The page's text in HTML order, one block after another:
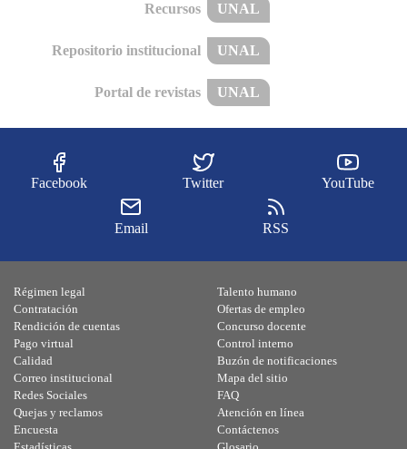
Recursos UNAL
Repositorio institucional UNAL
Portal de revistas UNAL
Facebook Twitter YouTube
Email RSS
Régimen legal
Contratación
Rendición de cuentas
Pago virtual
Calidad
Talento humano
Ofertas de empleo
Concurso docente
Control interno
Buzón de notificaciones
Correo institucional
Redes Sociales
Quejas y reclamos
Encuesta
Mapa del sitio
FAQ
Atención en línea
Contáctenos